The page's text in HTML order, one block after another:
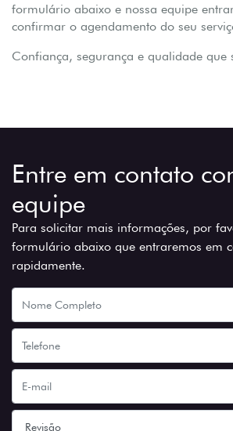
formulário abaixo e nossa equipe
confirmar o agendamento do seu
Confiança, segurança e qualidade que
Entre em contato
equipe
Para solicitar mais informações, por
formulário abaixo que entraremos em
rapidamente.